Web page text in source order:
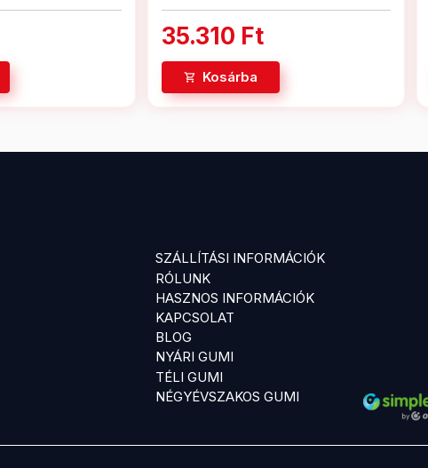
35.310 Ft
Kosárba
SZÁLLÍTÁSI INFORMÁCIÓK
RÓLUNK
HASZNOS INFORMÁCIÓK
KAPCSOLAT
BLOG
NYÁRI GUMI
TÉLI GUMI
NÉGYÉVSZAKOS GUMI